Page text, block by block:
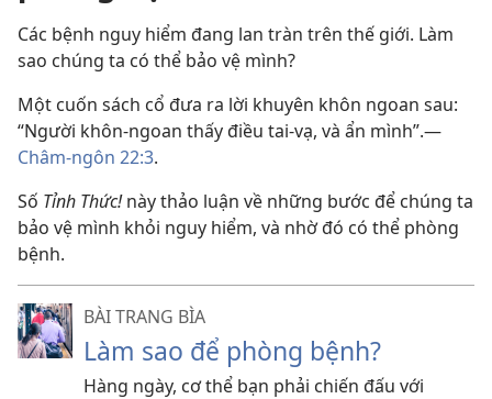
Các bệnh nguy hiểm đang lan tràn trên thế giới. Làm
sao chúng ta có thể bảo vệ mình?
Một cuốn sách cổ đưa ra lời khuyên khôn ngoan sau:
“Người khôn-ngoan thấy điều tai-vạ, và ẩn mình”.​—
Châm-ngôn 22:3.
Số Tỉnh Thức!này thảo luận về những bước để chúng ta
bảo vệ mình khỏi nguy hiểm, và nhờ đó có thể phòng
bệnh.
BÀI TRANG BÌA
Làm sao để phòng bệnh?
Hàng ngày, cơ thể bạn phải chiến đấu với